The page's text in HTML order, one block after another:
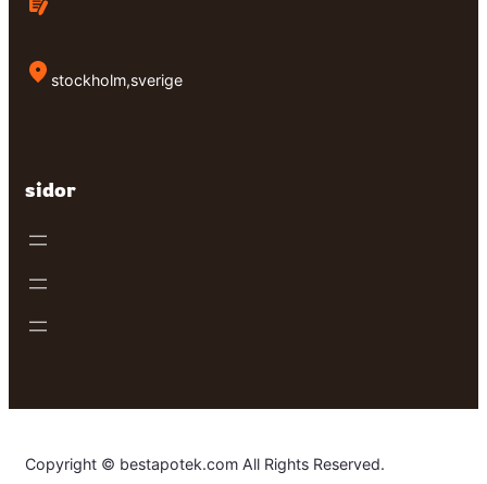
stockholm,sverige
sidor
Copyright © bestapotek.com All Rights Reserved.